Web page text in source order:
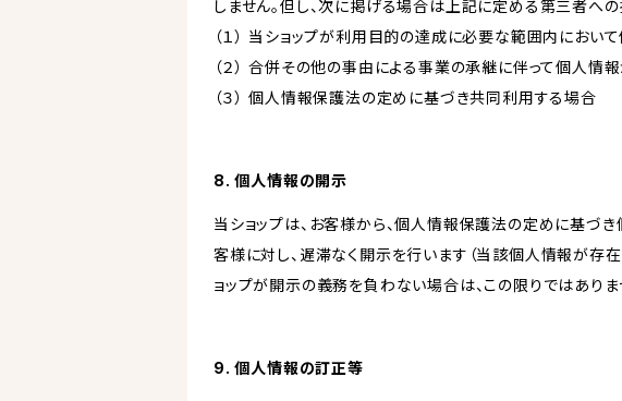
しません。但し、次に掲げる場合は上記に定める第三者へ
（１） 当ショップが利用目的の達成に必要な範囲内にお
（２） 合併その他の事由による事業の承継に伴って個人情
（３） 個人情報保護法の定めに基づき共同利用する場合
8. 個人情報の開示
当ショップは、お客様から、個人情報保護法の定めに基づ
客様に対し、遅滞なく開示を行います（当該個人情報が存
ョップが開示の義務を負わない場合は、この限りではありま
9. 個人情報の訂正等